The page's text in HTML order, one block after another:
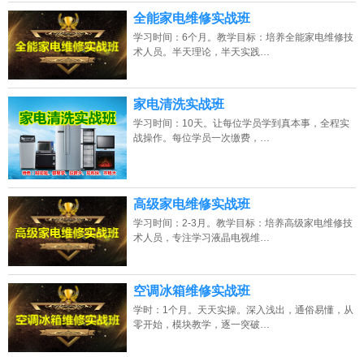
全能家电维修实战班
学习时间：6个月。教学目标：培养全能家电维修技
术人员。半天理论，半天实践…
家电清洗实战班
学习时间：10天。让每位学员学到真本事，全程实
战操作。每位学员一次缴费，…
高级家电维修实战班
学习时间：2-3月。教学目标：培养高级家电维修技
术人员，专注学习液晶电视维…
空调冰箱维修实战班
学时：1个月。天天实操。深入浅出，通俗易懂，从
零开始，模块教学，逐一突破…